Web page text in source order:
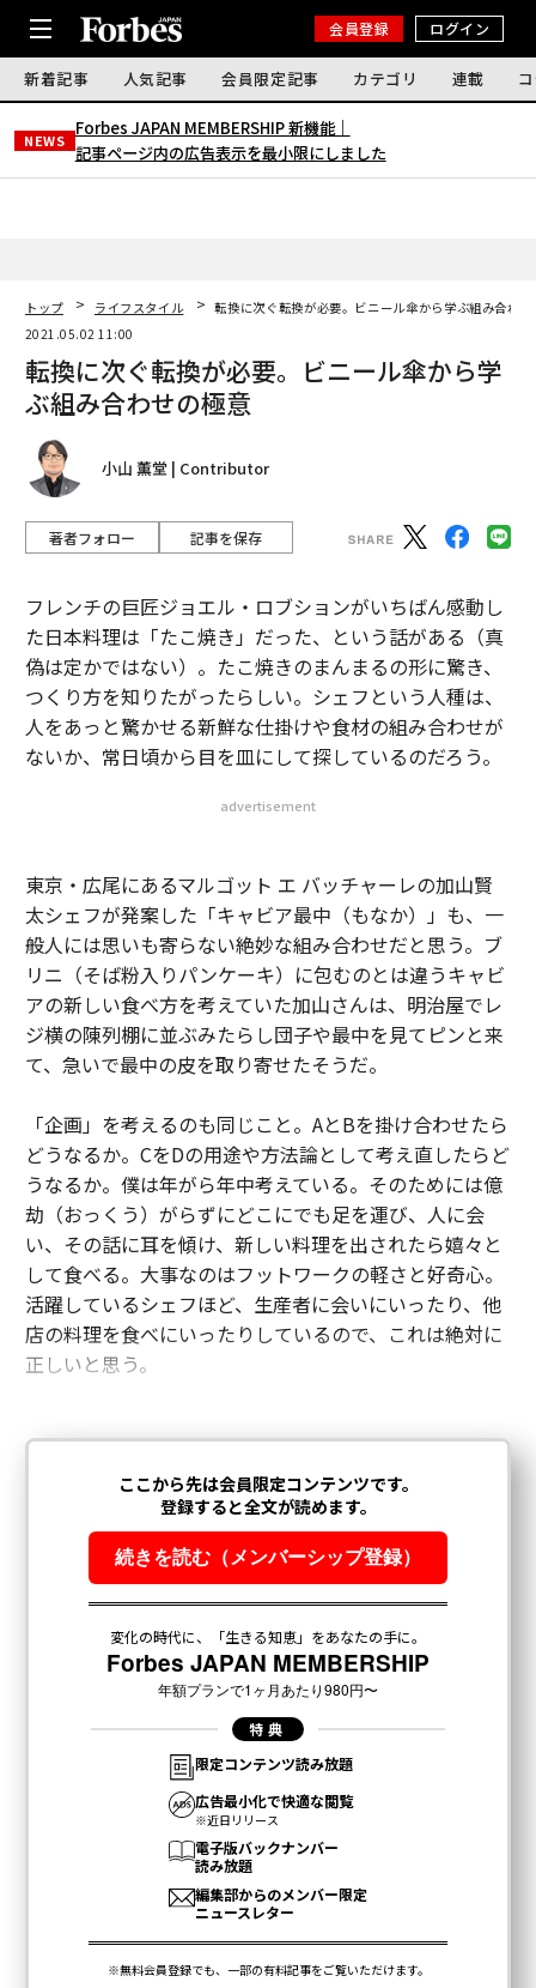
会員登録 ログイン
新着記事 人気記事 会員限定記事 カテゴリ 連載
NEWS
Forbes JAPAN MEMBERSHIP 新機能｜
記事ページ内の広告表示を最小限にしました
トップ ライフスタイル
転換に次ぐ転換が必要。ビニール傘から学ぶ組み合わ
2021.05.02 11:00
転換に次ぐ転換が必要。ビニール傘から学
ぶ組み合わせの極意
小山 薫堂 | Contributor
著者フォロー 記事を保存
フレンチの巨匠ジョエル・ロブションがいちばん感動し
た日本料理は「たこ焼き」だった、という話がある（真
偽は定かではない）。たこ焼きのまんまるの形に驚き、
つくり方を知りたがったらしい。シェフという人種は、
人をあっと驚かせる新鮮な仕掛けや食材の組み合わせが
ないか、常日頃から目を皿にして探しているのだろう。
advertisement
東京・広尾にあるマルゴット エ バッチャーレの加山賢
太シェフが発案した「キャビア最中（もなか）」も、一
般人には思いも寄らない絶妙な組み合わせだと思う。ブ
リニ（そば粉入りパンケーキ）に包むのとは違うキャビ
アの新しい食べ方を考えていた加山さんは、明治屋でレ
ジ横の陳列棚に並ぶみたらし団子や最中を見てピンと来
て、急いで最中の皮を取り寄せたそうだ。
「企画」を考えるのも同じこと。AとBを掛け合わせたら
どうなるか。CをDの用途や方法論として考え直したらど
うなるか。僕は年がら年中考えている。そのためには億
劫（おっくう）がらずにどこにでも足を運び、人に会
い、その話に耳を傾け、新しい料理を出されたら嬉々と
して食べる。大事なのはフットワークの軽さと好奇心。
活躍しているシェフほど、生産者に会いにいったり、他
店の料理を食べにいったりしているので、これは絶対に
正しいと思う。